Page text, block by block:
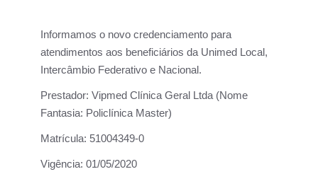
Informamos o novo credenciamento para
atendimentos aos beneficiários da Unimed Local,
Intercâmbio Federativo e Nacional.
Prestador: Vipmed Clínica Geral Ltda (Nome
Fantasia: Policlínica Master)
Matrícula: 51004349-0
Vigência: 01/05/2020